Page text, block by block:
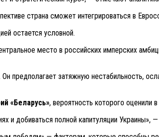
страна сможет интегрироваться в
остается условной.
место в российских имперских
Он предполагает затяжную нестабильность,
«Беларусь», вероятность которого оценили в
и добиваться полной капитуляции Украины»,